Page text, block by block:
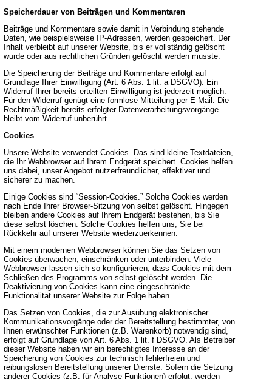
Speicherdauer von Beiträgen und Kommentaren
Beiträge und Kommentare sowie damit in Verbindung stehende
Daten, wie beispielsweise IP-Adressen, werden gespeichert. Der
Inhalt verbleibt auf unserer Website, bis er vollständig gelöscht
wurde oder aus rechtlichen Gründen gelöscht werden musste.
Die Speicherung der Beiträge und Kommentare erfolgt auf
Grundlage Ihrer Einwilligung (Art. 6 Abs. 1 lit. a DSGVO). Ein
Widerruf Ihrer bereits erteilten Einwilligung ist jederzeit möglich.
Für den Widerruf genügt eine formlose Mitteilung per E-Mail. Die
Rechtmäßigkeit bereits erfolgter Datenverarbeitungsvorgänge
bleibt vom Widerruf unberührt.
Cookies
Unsere Website verwendet Cookies. Das sind kleine Textdateien,
die Ihr Webbrowser auf Ihrem Endgerät speichert. Cookies helfen
uns dabei, unser Angebot nutzerfreundlicher, effektiver und
sicherer zu machen.
Einige Cookies sind “Session-Cookies.” Solche Cookies werden
nach Ende Ihrer Browser-Sitzung von selbst gelöscht. Hingegen
bleiben andere Cookies auf Ihrem Endgerät bestehen, bis Sie
diese selbst löschen. Solche Cookies helfen uns, Sie bei
Rückkehr auf unserer Website wiederzuerkennen.
Mit einem modernen Webbrowser können Sie das Setzen von
Cookies überwachen, einschränken oder unterbinden. Viele
Webbrowser lassen sich so konfigurieren, dass Cookies mit dem
Schließen des Programms von selbst gelöscht werden. Die
Deaktivierung von Cookies kann eine eingeschränkte
Funktionalität unserer Website zur Folge haben.
Das Setzen von Cookies, die zur Ausübung elektronischer
Kommunikationsvorgänge oder der Bereitstellung bestimmter, von
Ihnen erwünschter Funktionen (z.B. Warenkorb) notwendig sind,
erfolgt auf Grundlage von Art. 6 Abs. 1 lit. f DSGVO. Als Betreiber
dieser Website haben wir ein berechtigtes Interesse an der
Speicherung von Cookies zur technisch fehlerfreien und
reibungslosen Bereitstellung unserer Dienste. Sofern die Setzung
anderer Cookies (z.B. für Analyse-Funktionen) erfolgt, werden